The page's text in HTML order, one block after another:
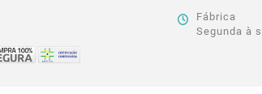
Fábrica
Segunda à